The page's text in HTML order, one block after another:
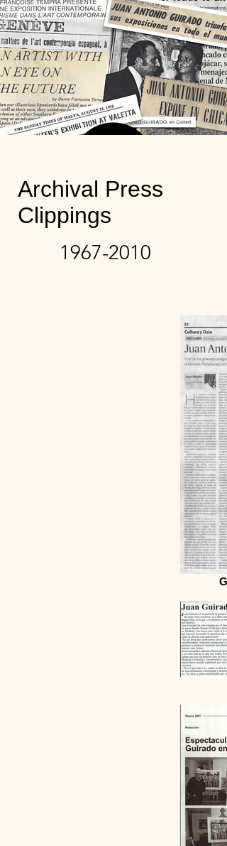
Archival Press
Clippings
1967-2010